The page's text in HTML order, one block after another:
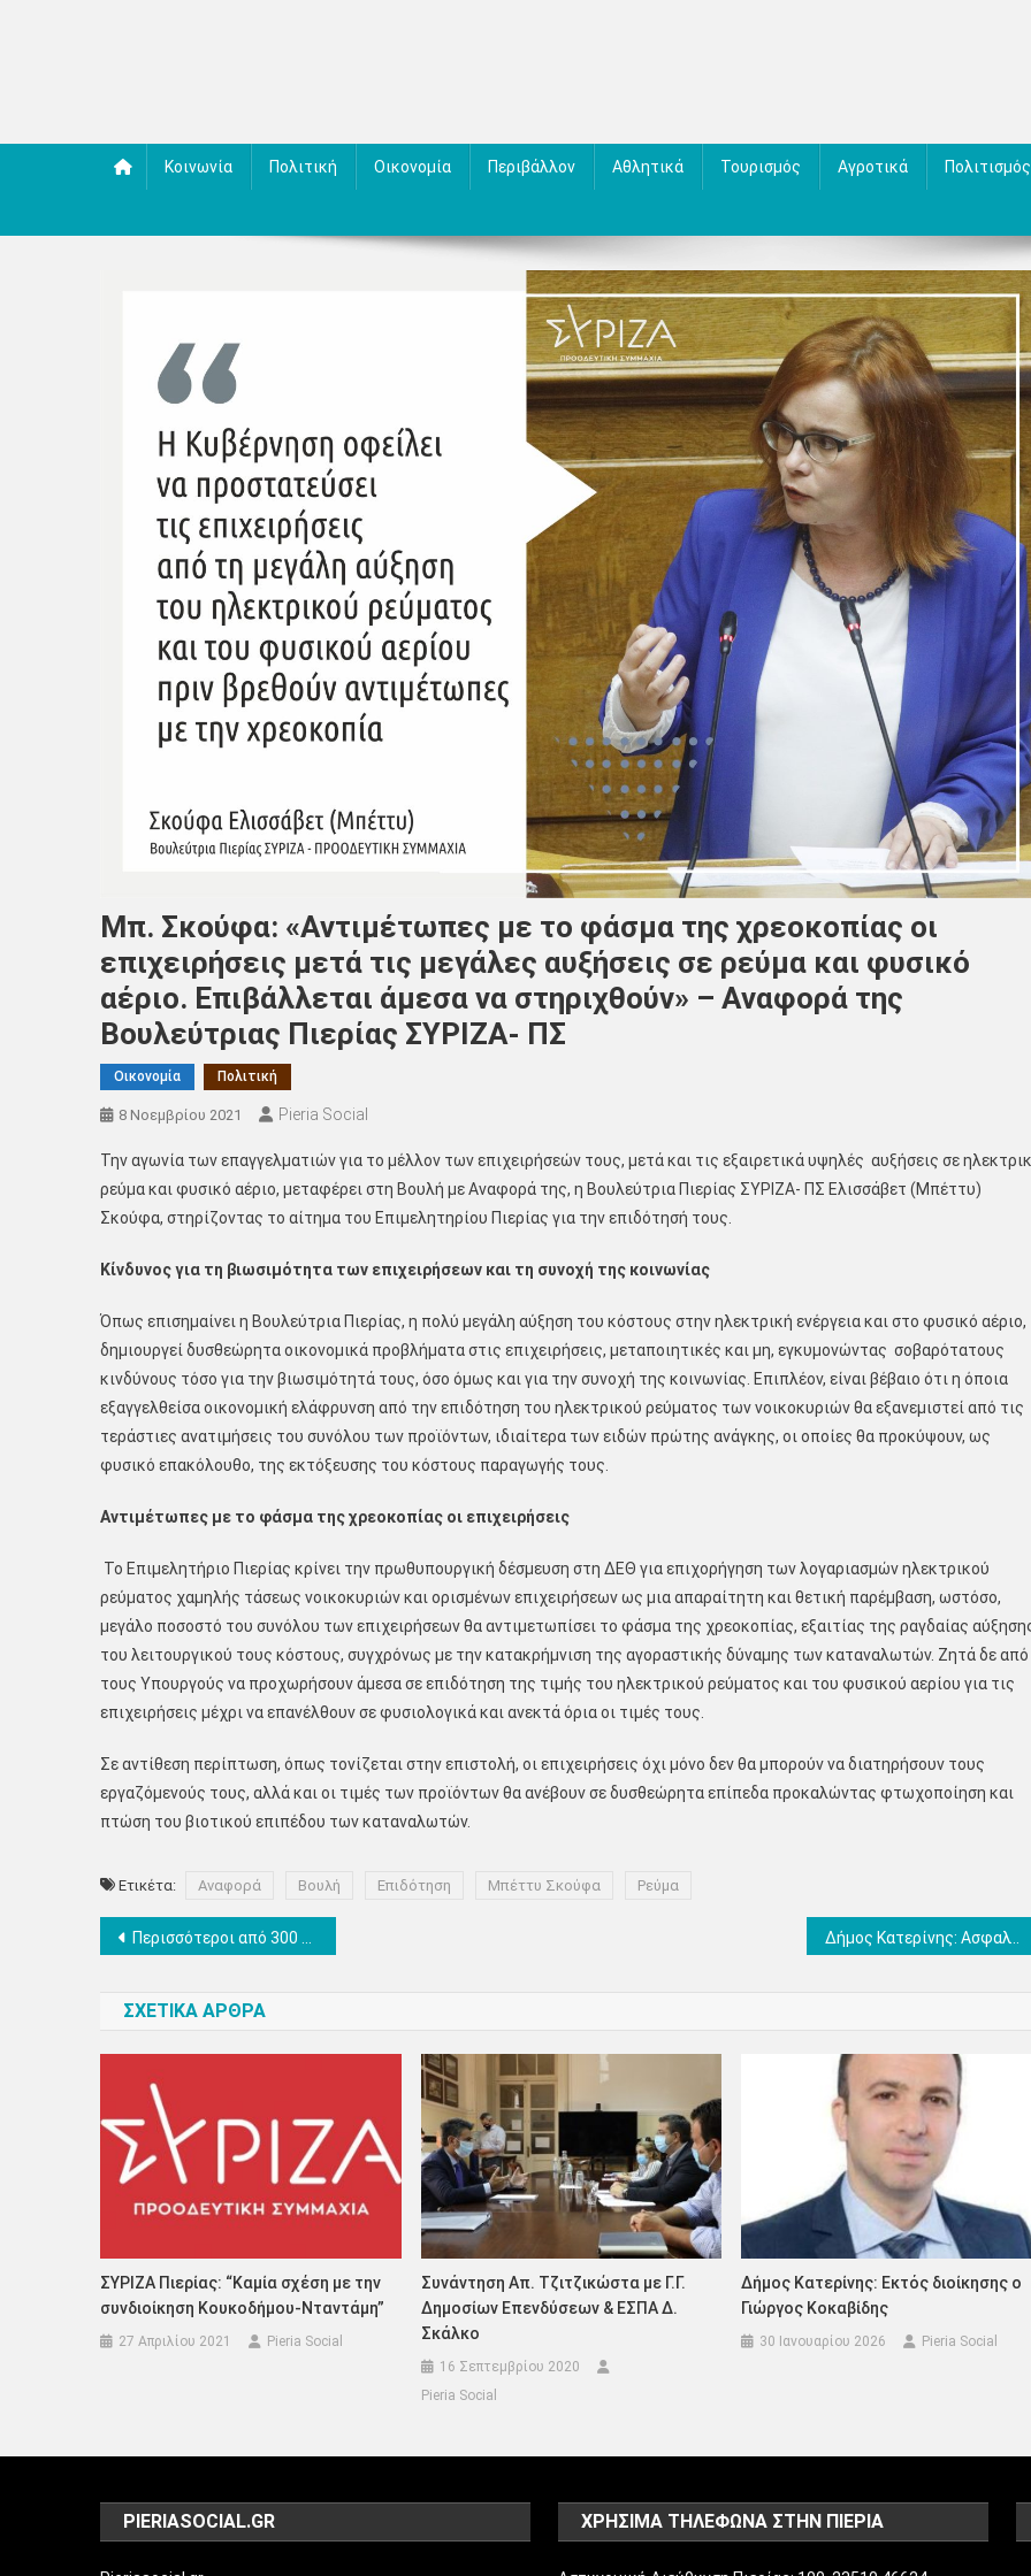
Κοινωνία Πολιτική Οικονομία Περιβάλλον Αθλητικά Τουρισμός Αγροτικά Πολιτισμός
Μπ. Σκούφα: «Αντιμέτωπες με το φάσμα της χρεοκοπίας οι
επιχειρήσεις μετά τις μεγάλες αυξήσεις σε ρεύμα και φυσικό
αέριο. Επιβάλλεται άμεσα να στηριχθούν» – Αναφορά της
Βουλεύτριας Πιερίας ΣΥΡΙΖΑ- ΠΣ
Οικονομία Πολιτική
8 Νοεμβρίου 2021 Pieria Social
Την αγωνία των επαγγελματιών για το μέλλον των επιχειρήσεών τους, μετά και τις εξαιρετικά υψηλές αυξήσεις σε
ρεύμα και φυσικό αέριο, μεταφέρει στη Βουλή με Αναφορά της, η Βουλεύτρια Πιερίας ΣΥΡΙΖΑ- ΠΣ Ελισσάβετ (Μπέττυ)
Σκούφα, στηρίζοντας το αίτημα του Επιμελητηρίου Πιερίας για την επιδότησή τους.
Κίνδυνος για τη βιωσιμότητα των επιχειρήσεων και τη συνοχή της κοινωνίας
Όπως επισημαίνει η Βουλεύτρια Πιερίας, η πολύ μεγάλη αύξηση του κόστους στην ηλεκτρική ενέργεια και στο φυσικό αέριο,
δημιουργεί δυσθεώρητα οικονομικά προβλήματα στις επιχειρήσεις, μεταποιητικές και μη, εγκυμονώντας σοβαρότατους
κινδύνους τόσο για την βιωσιμότητά τους, όσο όμως και για την συνοχή της κοινωνίας. Επιπλέον, είναι βέβαιο ότι η όποια
εξαγγελθείσα οικονομική ελάφρυνση από την επιδότηση του ηλεκτρικού ρεύματος των νοικοκυριών θα εξανεμιστεί από τις
τεράστιες ανατιμήσεις του συνόλου των προϊόντων, ιδιαίτερα των ειδών πρώτης ανάγκης, οι οποίες θα προκύψουν, ως
φυσικό επακόλουθο, της εκτόξευσης του κόστους παραγωγής τους.
Αντιμέτωπες με το φάσμα της χρεοκοπίας οι επιχειρήσεις
Το Επιμελητήριο Πιερίας κρίνει την πρωθυπουργική δέσμευση στη ΔΕΘ για επιχορήγηση των λογαριασμών ηλεκτρικού
ρεύματος χαμηλής τάσεως νοικοκυριών και ορισμένων επιχειρήσεων ως μια απαραίτητη και θετική παρέμβαση, ωστόσο,
μεγάλο ποσοστό του συνόλου των επιχειρήσεων θα αντιμετωπίσει το φάσμα της χρεοκοπίας, εξαιτίας της ραγδαίας
του λειτουργικού τους κόστους, συγχρόνως με την κατακρήμνιση της αγοραστικής δύναμης των καταναλωτών. Ζητά δε από
τους Υπουργούς να προχωρήσουν άμεσα σε επιδότηση της τιμής του ηλεκτρικού ρεύματος και του φυσικού αερίου για τις
επιχειρήσεις μέχρι να επανέλθουν σε φυσιολογικά και ανεκτά όρια οι τιμές τους.
Σε αντίθεση περίπτωση, όπως τονίζεται στην επιστολή, οι επιχειρήσεις όχι μόνο δεν θα μπορούν να διατηρήσουν τους
εργαζόμενούς τους, αλλά και οι τιμές των προϊόντων θα ανέβουν σε δυσθεώρητα επίπεδα προκαλώντας φτωχοποίηση και
πτώση του βιοτικού επιπέδου των καταναλωτών.
Ετικέτα: Αναφορά Βουλή Επιδότηση Μπέττυ Σκούφα Ρεύμα
Πλοήγηση
Περισσότεροι από 300 οι νεκροί λόγω Covid το τελευταίο δεκαπενθήμερο στη Β. Ελλάδα Δήμος Κατερίνης: Ασφαλτοστρώσεις για τη βελτίωση αγροτικής οδοποιίας στο Ελατοχώρι -Υπεγράφη η σύμβαση με τον ανάδοχο
ΣΧΕΤΙΚΑ ΑΡΘΡΑ
ΣΥΡΙΖΑ Πιερίας: “Καμία σχέση με την
συνδιοίκηση Κουκοδήμου-Νταντάμη”
27 Απριλίου 2021 Pieria Social
Συνάντηση Απ. Τζιτζικώστα με Γ.Γ.
Δημοσίων Επενδύσεων & ΕΣΠΑ Δ.
Σκάλκο
16 Σεπτεμβρίου 2020
Pieria Social
Δήμος Κατερίνης: Εκτός διοίκησης ο
Γιώργος Κοκαβίδης
30 Ιανουαρίου 2026 Pieria Social
PIERIASOCIAL.GR ΧΡΗΣΙΜΑ ΤΗΛΕΦΩΝΑ ΣΤΗΝ ΠΙΕΡΙΑ